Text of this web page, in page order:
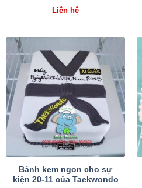
Liên hệ
Bánh kem ngon cho sự
kiện 20-11 của Taekwondo